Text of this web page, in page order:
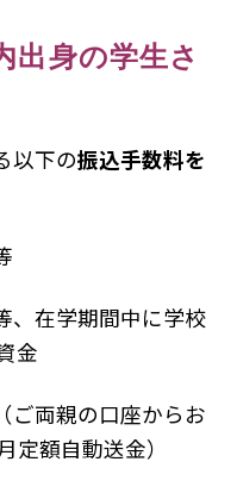
身の学生さ
以下の振込手数料を
、在学期間中に学校
金
ご両親の口座からお
定額自動送金）